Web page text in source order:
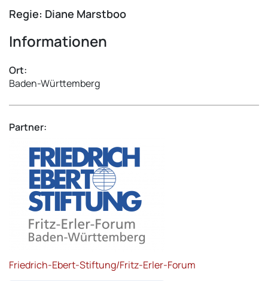
Regie: Diane Marstboo
Informationen
Ort:
Baden-Württemberg
Partner:
Friedrich-Ebert-Stiftung/Fritz-Erler-Forum